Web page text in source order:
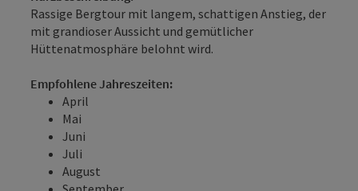
Rassige Bergtour mit langem, schattigen Anstieg, der
mit grandioser Aussicht und gemütlicher
Hüttenatmosphäre belohnt wird.
Empfohlene Jahreszeiten:
April
Mai
Juni
Juli
August